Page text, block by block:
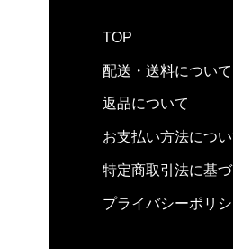
TOP
配送・送料について
返品について
お支払い方法につ
特定商取引法に基
プライバシーポリ